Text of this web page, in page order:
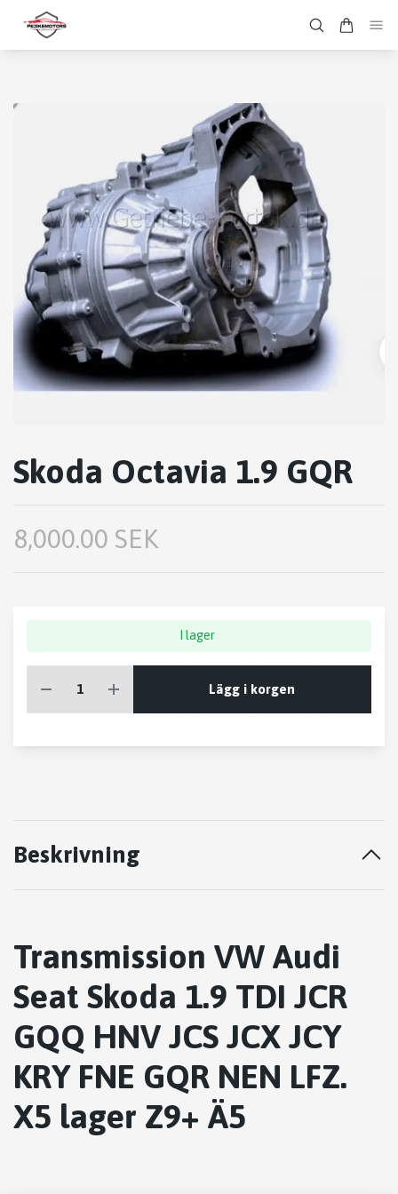
Skoda Octavia 1.9 GQR
8,000.00 SEK
I lager
Lägg i korgen
Beskrivning
Transmission VW Audi
Seat Skoda 1.9 TDI JCR
GQQ HNV JCS JCX JCY
KRY FNE GQR NEN LFZ.
X5 lager Z9+ Ä5